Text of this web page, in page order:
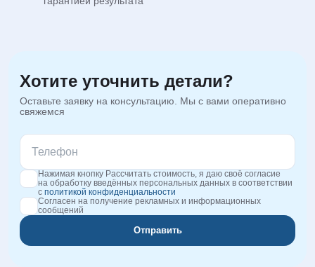
Хотите уточнить детали?
Оставьте заявку на консультацию. Мы с вами оперативно
свяжемся
Нажимая кнопку Рассчитать стоимость, я даю своё согласие
на обработку введённых персональных данных в соответствии
с политикой конфиденциальности
Согласен на получение рекламных и информационных
сообщений
Отправить